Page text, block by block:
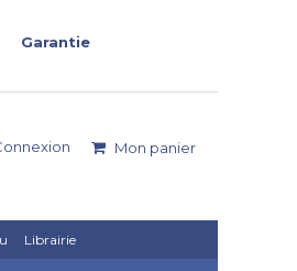
Garantie
Mon panier
Librairie